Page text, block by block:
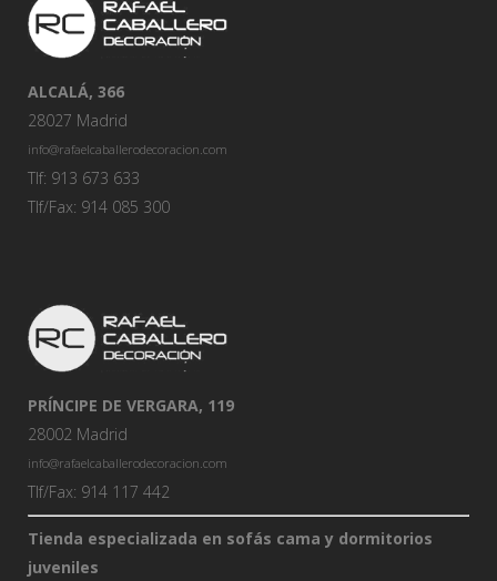
ALCALÁ, 366
28027 Madrid
info@rafaelcaballerodecoracion.com
Tlf: 913 673 633
Tlf/Fax: 914 085 300
PRÍNCIPE DE VERGARA, 119
28002 Madrid
info@rafaelcaballerodecoracion.com
Tlf/Fax: 914 117 442
Tienda especializada en sofás cama y dormitorios
juveniles